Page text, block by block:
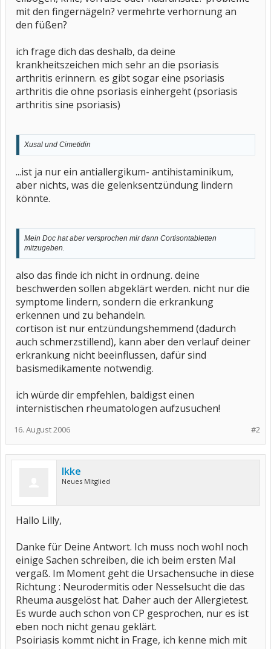
mit den fingernägeln? vermehrte verhornung an
den füßen?
ich frage dich das deshalb, da deine
krankheitszeichen mich sehr an die psoriasis
arthritis erinnern. es gibt sogar eine psoriasis
arthritis die ohne psoriasis einhergeht (psoriasis
arthritis sine psoriasis)
Xusal und Cimetidin
...ist ja nur ein antiallergikum- antihistaminikum,
aber nichts, was die gelenksentzündung lindern
könnte.
Mein Doc hat aber versprochen mir dann Cortisontabletten
mitzugeben.
also das finde ich nicht in ordnung. deine
beschwerden sollen abgeklärt werden. nicht nur die
symptome lindern, sondern die erkrankung
erkennen und zu behandeln.
cortison ist nur entzündungshemmend (dadurch
auch schmerzstillend), kann aber den verlauf deiner
erkrankung nicht beeinflussen, dafür sind
basismedikamente notwendig.
ich würde dir empfehlen, baldigst einen
internistischen rheumatologen aufzusuchen!
#2
16. August 2006
Ikke
Neues Mitglied
Hallo Lilly,
Danke für Deine Antwort. Ich muss noch wohl noch
einige Sachen schreiben, die ich beim ersten Mal
vergaß. Im Moment geht die Ursachensuche in diese
Richtung : Neurodermitis oder Nesselsucht die das
Rheuma ausgelöst hat. Daher auch der Allergietest.
Es wurde auch schon von CP gesprochen, nur es ist
eben noch nicht genau geklärt.
Psoiriasis kommt nicht in Frage, ich kenne mich mit